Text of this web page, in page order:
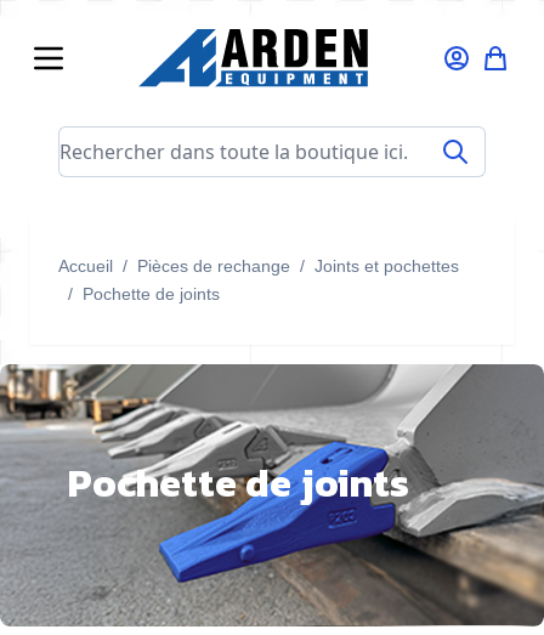
Rechercher dans toute la boutique ici...
Accueil / Pièces de rechange / Joints et pochettes
/ Pochette de joints
Pochette de joints